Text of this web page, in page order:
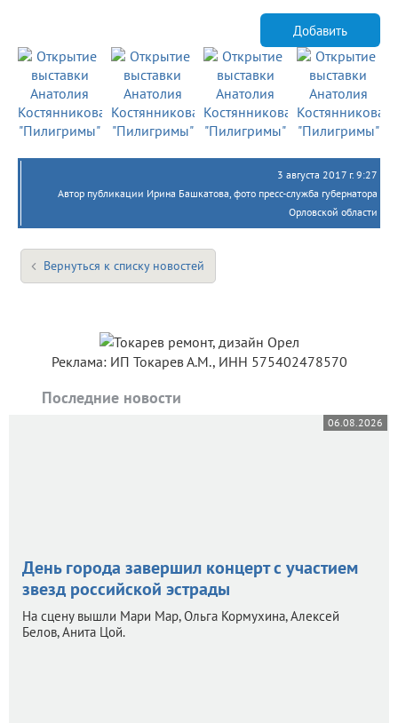
Добавить
3 августа 2017 г. 9:27
Автор публикации Ирина Башкатова, фото пресс-служба губернатора
Орловской области
Вернуться к списку новостей
Реклама: ИП Токарев А.М., ИНН 575402478570
Последние новости
06.08.2026
День города завершил концерт с участием
звезд российской эстрады
На сцену вышли Мари Мар, Ольга Кормухина, Алексей
Белов, Анита Цой.